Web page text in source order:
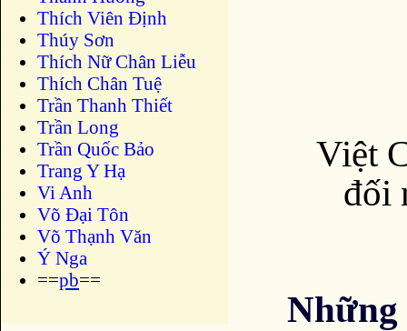
Thích Viên Định
Thúy Sơn
Thích Nữ Chân Liễu
Thích Chân Tuệ
Trần Thanh Thiết
Trần Long
Trần Quốc Bảo
Trang Y Hạ
Vi Anh
Võ Đại Tôn
Võ Thạnh Văn
Ý Nga
==pb==
Việt
đối
Những